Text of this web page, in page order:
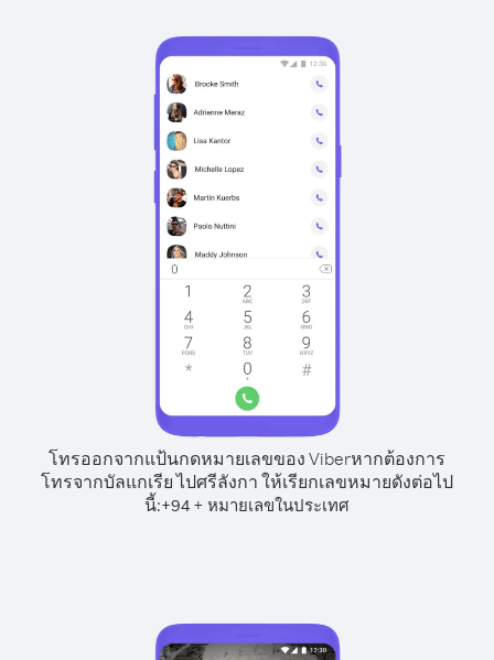
โทรออกจากแป้นกดหมายเลขของ Viberหากต้องการ
โทรจากบัลแกเรีย ไปศรีลังกา ให้เรียกเลขหมายดังต่อไป
นี้:+94 + หมายเลขในประเทศ